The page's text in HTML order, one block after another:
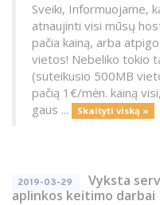
Sveiki, Informuojame,
atnaujinti visi mūsų
pačia kainą, arba
vietos! Nebeliko tokio
(suteikusio 500MB
pačią 1€/mėn. kainą
gaus ...
Skaityti viską »
2019-03-29
Vyksta
aplinkos keitimo darbai